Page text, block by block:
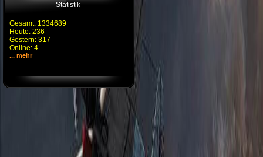
Statistik
Gesamt: 1334689
Heute: 236
Gestern: 317
Online: 4
... mehr